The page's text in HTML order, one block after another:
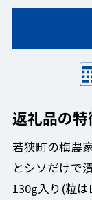
返礼品の特
若狭町の梅農
とシソだけで
130g入り(粒は